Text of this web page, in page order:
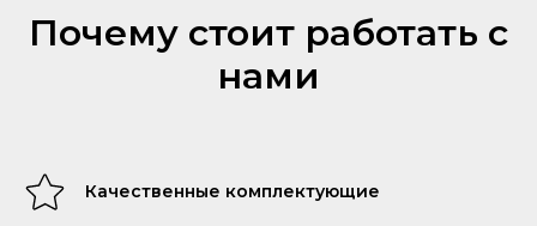
Почему стоит работать с
нами
Качественные комплектующие